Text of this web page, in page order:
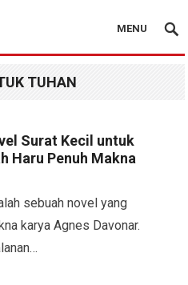
MENU
TUHAN
Surat Kecil untuk
Haru Penuh Makna
sebuah novel yang
karya Agnes Davonar.